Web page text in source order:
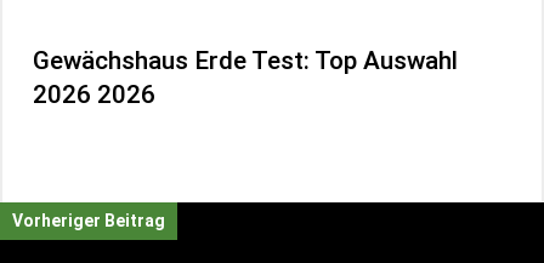
Gewächshaus Erde Test: Top Auswahl
2026 2026
Vorheriger Beitrag